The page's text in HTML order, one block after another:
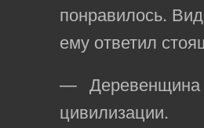
понравилось.
ему ответил
—
цивилизации.